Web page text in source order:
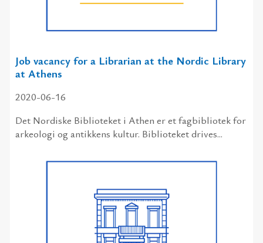
Job vacancy for a Librarian at the Nordic Library
at Athens
2020-06-16
Det Nordiske Biblioteket i Athen er et fagbibliotek for
arkeologi og antikkens kultur. Biblioteket drives...